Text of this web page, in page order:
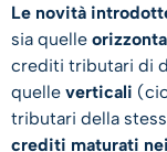
Le novità
sia quelle
crediti tributari di
quelle verticali
tributari della
crediti maturati nei